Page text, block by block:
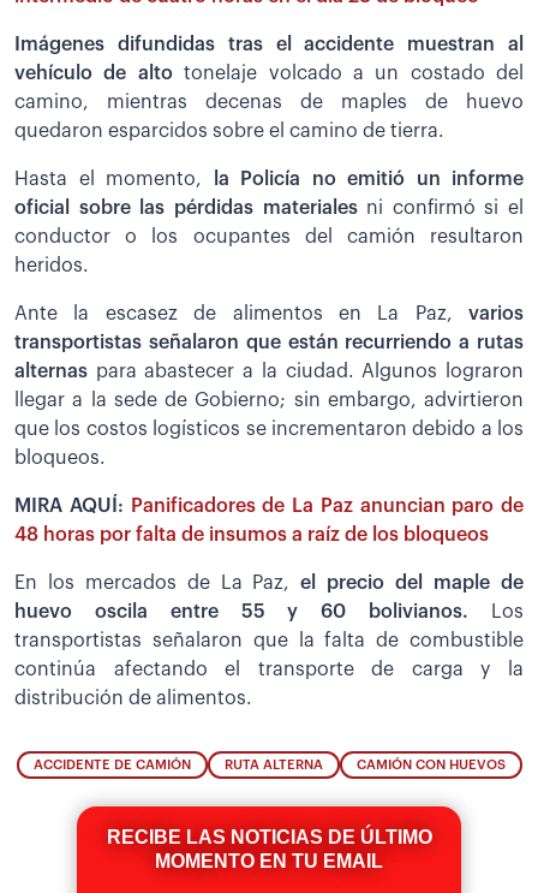
Imágenes difundidas tras el accidente muestran al
vehículo de altotonelaje volcado a un costado del
camino, mientras decenas de maples de huevo
quedaron esparcidos sobre el camino de tierra.
Hasta el momento,
la Policía no emitió un informe
oficial sobre las pérdidas materialesni confirmó si el
conductor o los ocupantes del camión resultaron
heridos.
Ante la escasez de alimentos en La Paz, varios
transportistas señalaron que están recurriendo a rutas
alternas para abastecer a la ciudad. Algunos lograron
llegar a la sede de Gobierno; sin embargo, advirtieron
que los costos logísticos se incrementaron debido a los
bloqueos.
MIRA AQUÍ:
Panificadores de La Paz anuncian paro de
48 horas por falta de insumos a raíz de los bloqueos
En los mercados de La Paz,el precio del maple de
huevo oscila entre 55 y 60 bolivianos. Los
transportistas señalaron que la falta de combustible
continúa afectando el transporte de carga y la
distribución de alimentos.
ACCIDENTE DE CAMIÓN RUTA ALTERNA CAMIÓN CON HUEVOS
RECIBE LAS NOTICIAS DE ÚLTIMO
MOMENTO EN TU EMAIL